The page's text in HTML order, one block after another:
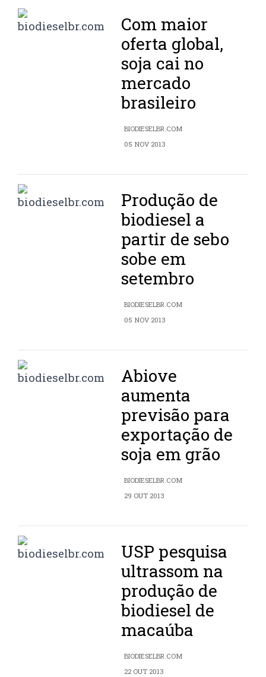
Com maior
oferta global,
soja cai no
mercado
brasileiro
BIODIESELBR.COM
05 NOV 2013
Produção de
biodiesel a
partir de sebo
sobe em
setembro
BIODIESELBR.COM
05 NOV 2013
Abiove
aumenta
previsão para
exportação de
soja em grão
BIODIESELBR.COM
29 OUT 2013
USP pesquisa
ultrassom na
produção de
biodiesel de
macaúba
BIODIESELBR.COM
22 OUT 2013